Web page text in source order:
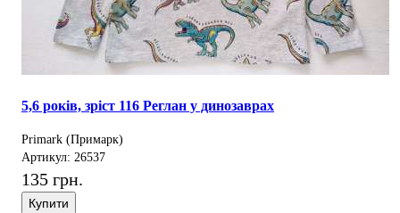
5,6 років, зріст 116 Реглан у динозаврах
Primark (Примарк)
Артикул: 26537
135 грн.
Купити